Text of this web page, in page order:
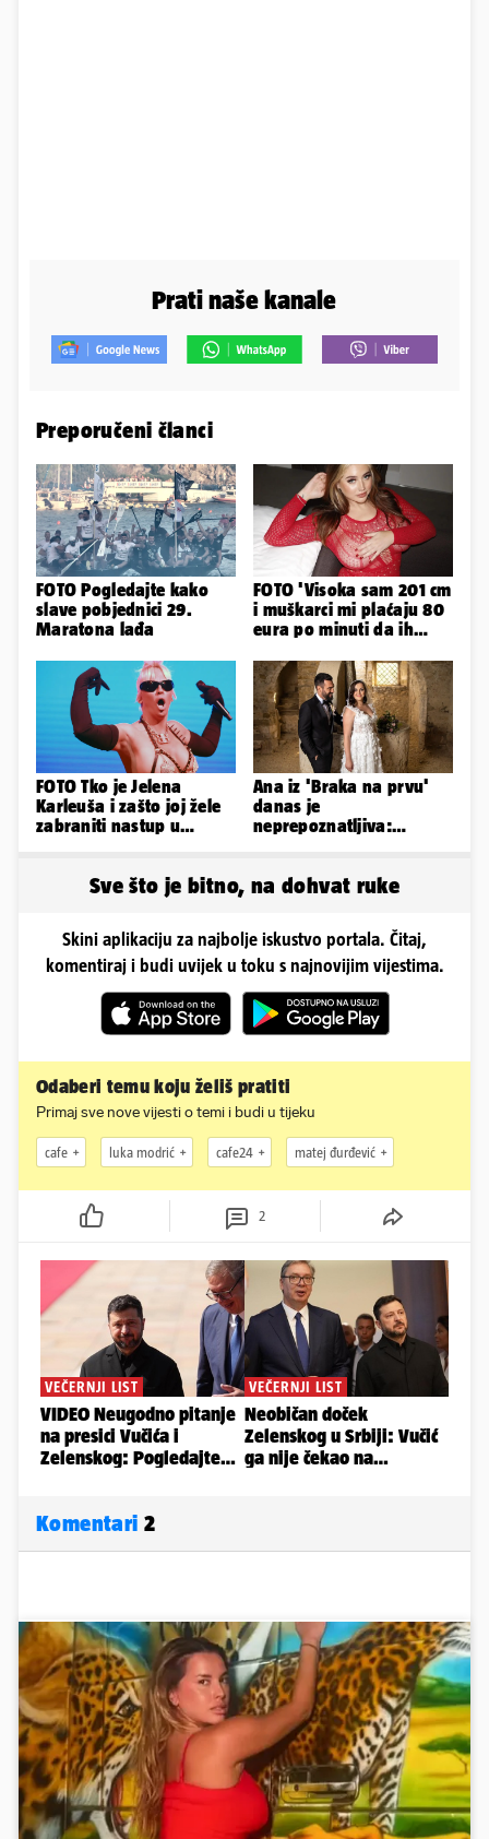
Prati naše kanale
Preporučeni članci
FOTO Pogledajte kako
slave pobjednici 29.
Maratona lađa
FOTO 'Visoka sam 201 cm
i muškarci mi plaćaju 80
eura po minuti da ih
FOTO Tko je Jelena
Karleuša i zašto joj žele
zabraniti nastup u
Ana iz 'Braka na prvu'
danas je
neprepoznatljiva:
Sve što je bitno, na dohvat ruke
Skini aplikaciju za najbolje iskustvo portala. Čitaj,
komentiraj i budi uvijek u toku s najnovijim vijestima.
Odaberi temu koju želiš pratiti
Primaj sve nove vijesti o temi i budi u tijeku
cafe luka modrić cafe24 matej đurđević
2
Komentari 2